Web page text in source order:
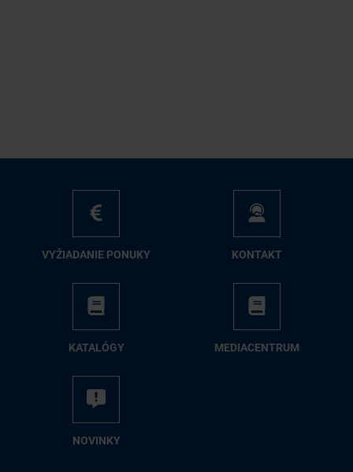
VY­ŽIA­DA­NIE PO­NU­KY KON­TAKT
KA­TA­LÓ­GY ME­DIA­CEN­TRUM
NO­VIN­KY